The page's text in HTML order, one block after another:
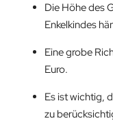
Die Höhe des
Enkelkindes
Eine grobe
Euro.
Es ist wichtig,
zu